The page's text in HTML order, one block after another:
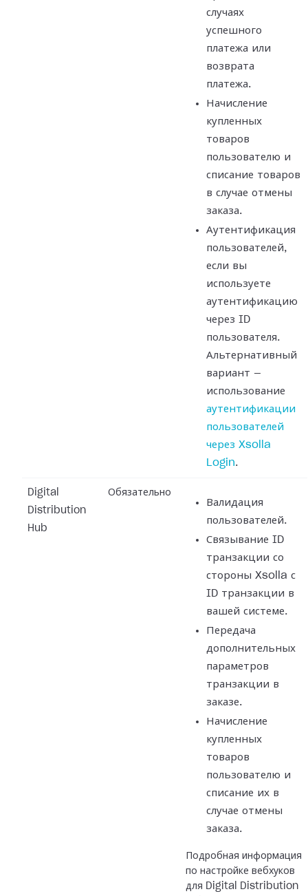
случаях
успешного
платежа или
возврата
платежа.
Начисление
купленных
товаров
пользователю и
списание товаров
в случае отмены
заказа.
Аутентификация
пользователей,
если вы
используете
аутентификацию
через ID
пользователя.
Альтернативный
вариант —
использование
аутентификации
пользователей
через Xsolla
Login.
Digital
Distribution
Hub
Обязательно
Валидация
пользователей.
Связывание ID
транзакции со
стороны Xsolla с
ID транзакции в
вашей системе.
Передача
дополнительных
параметров
транзакции в
заказе.
Начисление
купленных
товаров
пользователю и
списание их в
случае отмены
заказа.
Подробная информация
по настройке вебхуков
для Digital Distribution